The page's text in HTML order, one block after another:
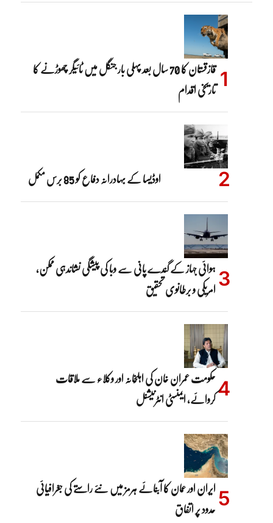
قازقستان کا 70 سال بعد پہلی بار جنگل میں ٹائیگر چھوڑنے کا
تاریخی اقدام
اوڈیسا کے بہادرانہ دفاع کو 85 برس مکمل
ہوائی جہاز کے گندے پانی سے وبا کی پیشگی نشاندہی ممکن،
امریکی و برطانوی تحقیق
حکومت عمران خان کی اہلِخانہ اور وکلاء سے ملاقات
کروائے، ایمنسٹی انٹرنیشنل
ایران اور عمان کا آبنائے ہرمز میں نئے راستے کی جغرافیائی
حدود پر اتفاق